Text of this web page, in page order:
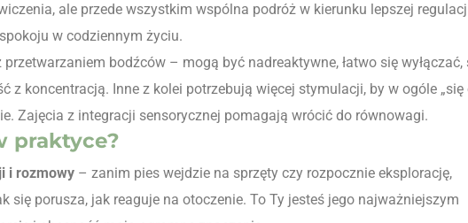
ale przede wszystkim wspólna podróż w kierunku lepszej
w codziennym życiu.
bodźców – mogą być nadreaktywne, łatwo się wyłączać,
z koncentracją. Inne z kolei potrzebują więcej stymulacji, by w ogóle „się
Zajęcia z integracji sensorycznej pomagają wrócić do równowagi.
praktyce?
i rozmowy – zanim pies wejdzie na sprzęty czy rozpocznie eksplorację,
się porusza, jak reaguje na otoczenie. To Ty jesteś jego najważniejszym